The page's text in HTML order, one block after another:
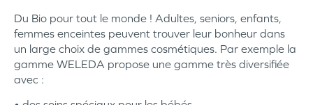
Du Bio pour tout le monde ! Adultes, seniors, enfants,
femmes enceintes peuvent trouver leur bonheur dans
un large choix de gammes cosmétiques. Par exemple la
gamme WELEDA propose une gamme très diversifiée
avec :